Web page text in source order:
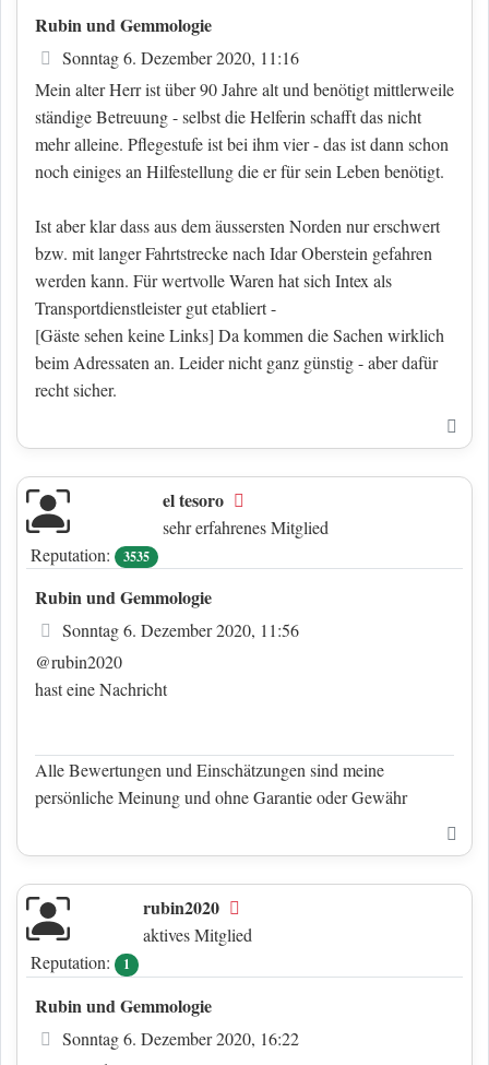
Rubin und Gemmologie
Beitrag
Sonntag 6. Dezember 2020, 11:16
Mein alter Herr ist über 90 Jahre alt und benötigt mittlerweile
ständige Betreuung - selbst die Helferin schafft das nicht
mehr alleine. Pflegestufe ist bei ihm vier - das ist dann schon
noch einiges an Hilfestellung die er für sein Leben benötigt.
Ist aber klar dass aus dem äussersten Norden nur erschwert
bzw. mit langer Fahrtstrecke nach Idar Oberstein gefahren
werden kann. Für wertvolle Waren hat sich Intex als
Transportdienstleister gut etabliert -
[Gäste sehen keine Links] Da kommen die Sachen wirklich
beim Adressaten an. Leider nicht ganz günstig - aber dafür
recht sicher.
el tesoro
sehr erfahrenes Mitglied
Reputation:
3535
Rubin und Gemmologie
Beitrag
Sonntag 6. Dezember 2020, 11:56
@rubin2020
hast eine Nachricht
Alle Bewertungen und Einschätzungen sind meine
persönliche Meinung und ohne Garantie oder Gewähr
rubin2020
aktives Mitglied
Reputation:
1
Rubin und Gemmologie
Beitrag
Sonntag 6. Dezember 2020, 16:22